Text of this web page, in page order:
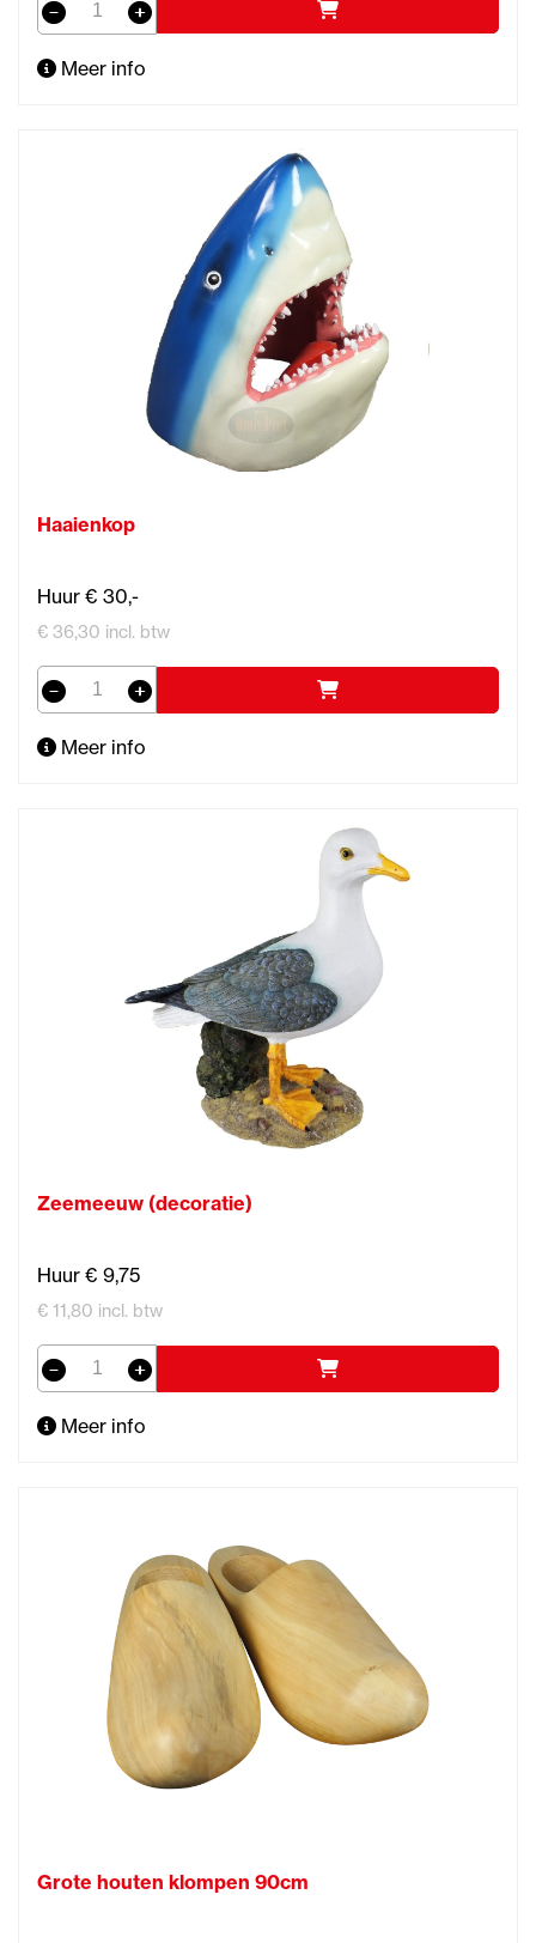
Meer info
Haaienkop
Huur € 30,-
€ 36,30 incl. btw
Meer info
Zeemeeuw (decoratie)
Huur € 9,75
€ 11,80 incl. btw
Meer info
Grote houten klompen 90cm